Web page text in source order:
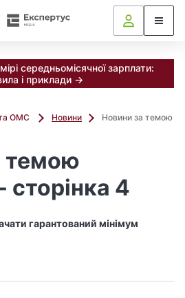
середньомісячної зарплати:
і приклади →
ОМС Новини
Новини за темою
темою
сторінка 4
гарантований мінімум